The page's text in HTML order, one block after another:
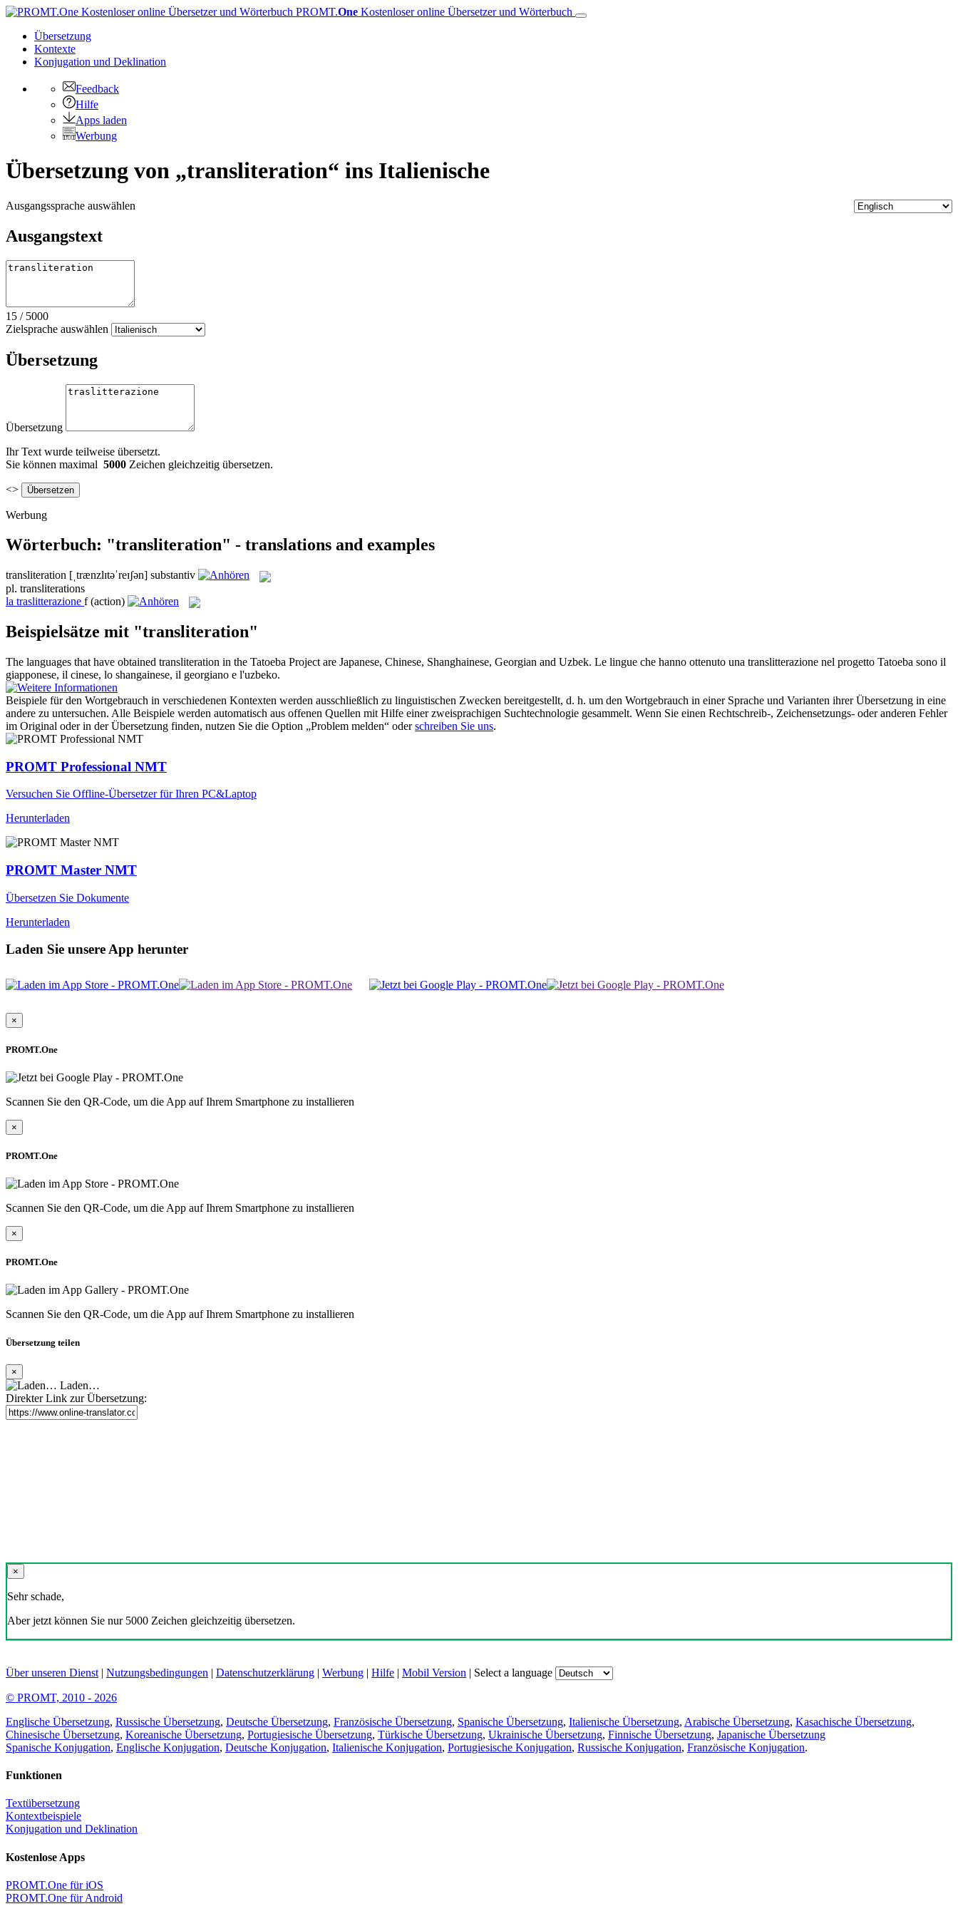
PROMT.One Kostenloser online Übersetzer und Wörterbuch
Übersetzung
Kontexte
Konjugation und Deklination
Feedback
Hilfe
Apps laden
Werbung
Übersetzung von „transliteration“ ins Italienische
Ausgangssprache auswählen
Ausgangstext
15 / 5000
Zielsprache auswählen
Übersetzung
Übersetzung
Ihr Text wurde teilweise übersetzt.
Sie können maximal 5000 Zeichen gleichzeitig übersetzen.
<>
Werbung
Wörterbuch: "transliteration" - translations and examples
transliteration [ˌtrænzlɪtəˈreɪʃən] substantiv
pl. transliterations
la traslitterazione f (action)
Beispielsätze mit "transliteration"
The languages that have obtained transliteration in the Tatoeba Project are Japanese, Chinese, Shanghainese, Georgian and Uzbek. Le lingue che hanno ottenuto una translitterazione nel progetto Tatoeba sono il
giapponese, il cinese, lo shangainese, il georgiano e l'uzbeko.
Beispiele für den Wortgebrauch in verschiedenen Kontexten werden ausschließlich zu linguistischen Zwecken bereitgestellt, d. h. um den Wortgebrauch in einer Sprache und Varianten ihrer Übersetzung in eine
andere zu untersuchen. Alle Beispiele werden automatisch aus offenen Quellen mit Hilfe einer zweisprachigen Suchtechnologie gesammelt. Wenn Sie einen Rechtschreib-, Zeichensetzungs- oder anderen Fehler
im Original oder in der Übersetzung finden, nutzen Sie die Option „Problem melden“ oderschreiben Sie uns.
PROMT Professional NMT
Versuchen Sie Offline-Übersetzer für Ihren PC&Laptop
Herunterladen
PROMT Master NMT
Übersetzen Sie Dokumente
Herunterladen
Laden Sie unsere App herunter
×
PROMT.One
Scannen Sie den QR-Code, um die App auf Ihrem Smartphone zu installieren
×
PROMT.One
Scannen Sie den QR-Code, um die App auf Ihrem Smartphone zu installieren
×
PROMT.One
Scannen Sie den QR-Code, um die App auf Ihrem Smartphone zu installieren
Übersetzung teilen
×
Laden…
Direkter Link zur Übersetzung:
×
Sehr schade,
Aber jetzt können Sie nur 5000 Zeichen gleichzeitig übersetzen.
Über unseren Dienst | Nutzungsbedingungen | Datenschutzerklärung | Werbung | Hilfe | Mobil Version | Select a language
© PROMT, 2010 - 2026
Englische Übersetzung, Russische Übersetzung, Deutsche Übersetzung, Französische Übersetzung, Spanische Übersetzung, Italienische Übersetzung, Arabische Übersetzung, Kasachische Übersetzung,
Chinesische Übersetzung, Koreanische Übersetzung, Portugiesische Übersetzung, Türkische Übersetzung, Ukrainische Übersetzung, Finnische Übersetzung, Japanische Übersetzung
Spanische Konjugation, Englische Konjugation, Deutsche Konjugation, Italienische Konjugation, Portugiesische Konjugation, Russische Konjugation, Französische Konjugation.
Funktionen
Textübersetzung
Kontextbeispiele
Konjugation und Deklination
Kostenlose Apps
PROMT.One für iOS
PROMT.One für Android